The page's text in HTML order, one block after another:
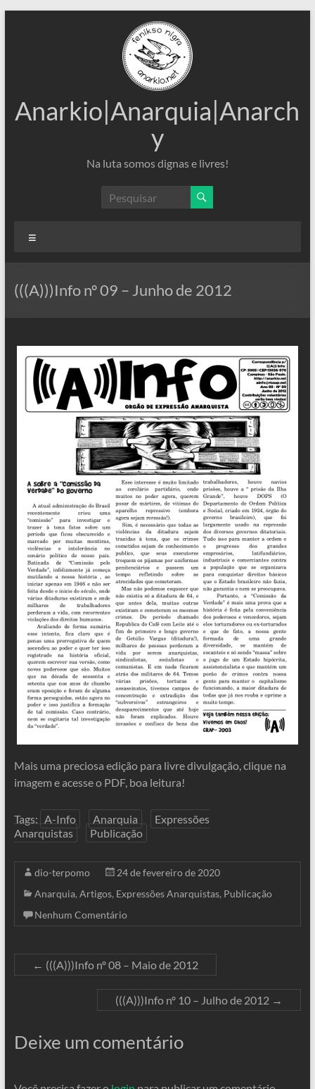
Anarkio|Anarquia|Anarch
y
Na luta somos dignas e livres!
(((A)))Info nº 09 – Junho de 2012
Mais uma preciosa edição para livre divulgação, clique na
imagem e acesse o PDF, boa leitura!
Tags: A-Info Anarquia
Expressões
Anarquistas
Publicação
dio-terpomo
24 de fevereiro de 2020
Anarquia, Artigos, Expressões Anarquistas, Publicação
Nenhum Comentário
← (((A)))Info nº 08 – Maio de 2012
(((A)))Info nº 10 – Julho de 2012 →
Deixe um comentário